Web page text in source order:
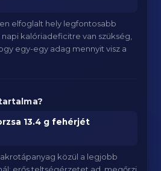
elfoglalt hely legfontosabb
kalóriadeficitre van szükség,
egy-egy adag mennyit visz a
13.4 g fehérjét
közül a legjobb